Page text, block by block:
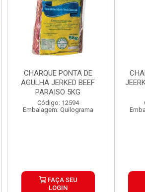
CHARQUE PONTA DE
AGULHA JERKED BEEF
PARAISO 5KG
Código: 12594
Embalagem: Quilograma
FAÇA SEU
LOGIN